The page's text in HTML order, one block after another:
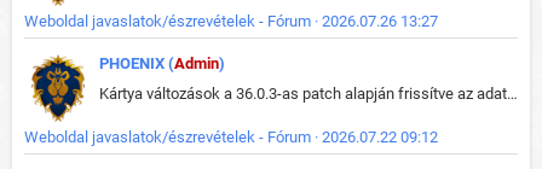
Weboldal javaslatok/észrevételek - Fórum · 2026.07.26 13:27
PHOENIX (Admin)
Kártya változások a 36.0.3-as patch alapján frissítve az adatbázisban (képek is cserélve).
Weboldal javaslatok/észrevételek - Fórum · 2026.07.22 09:12